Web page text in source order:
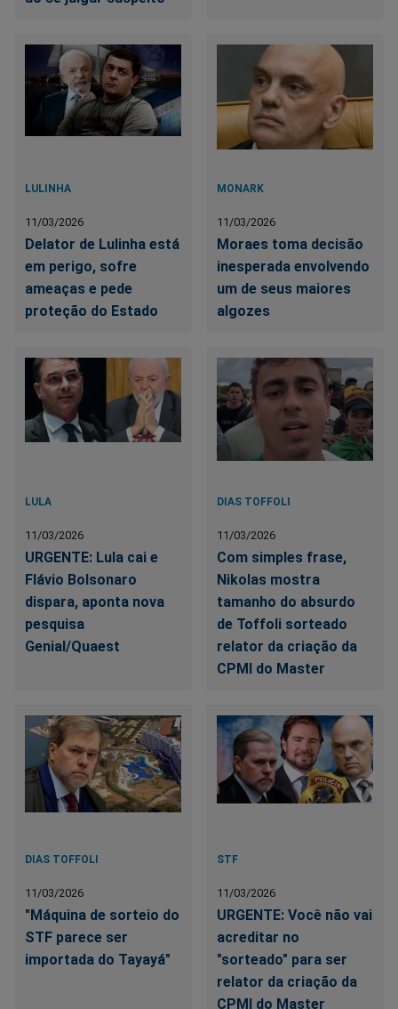
LULINHA
11/03/2026
Delator de Lulinha está
em perigo, sofre
ameaças e pede
proteção do Estado
MONARK
11/03/2026
Moraes toma decisão
inesperada envolvendo
um de seus maiores
algozes
LULA
11/03/2026
URGENTE: Lula cai e
Flávio Bolsonaro
dispara, aponta nova
pesquisa
Genial/Quaest
DIAS TOFFOLI
11/03/2026
Com simples frase,
Nikolas mostra
tamanho do absurdo
de Toffoli sorteado
relator da criação da
CPMI do Master
DIAS TOFFOLI
11/03/2026
"Máquina de sorteio do
STF parece ser
importada do Tayayá"
STF
11/03/2026
URGENTE: Você não vai
acreditar no
"sorteado" para ser
relator da criação da
CPMI do Master